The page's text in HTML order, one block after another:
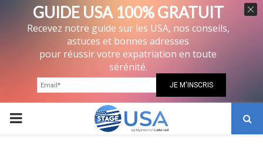
PRIMARY
GUIDE USA 100% GRATUIT
Recevez notre guide sur les USA, nos conseils,
astuces et bonnes adresses
pour réussir votre expatriation en toute
sérénité.